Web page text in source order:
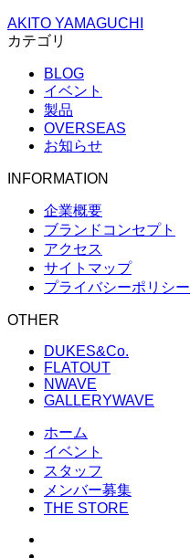
AKITO YAMAGUCHI
カテゴリ
BLOG
イベント
製品
OVERSEAS
お知らせ
INFORMATION
企業概要
ブランドコンセプト
アクセス
サイトマップ
プライバシーポリシー
OTHER
DUKES&Co.
FLATOUT
NWAVE
GALLERYWAVE
ホーム
イベント
スタッフ
メンバー募集
THE STORE